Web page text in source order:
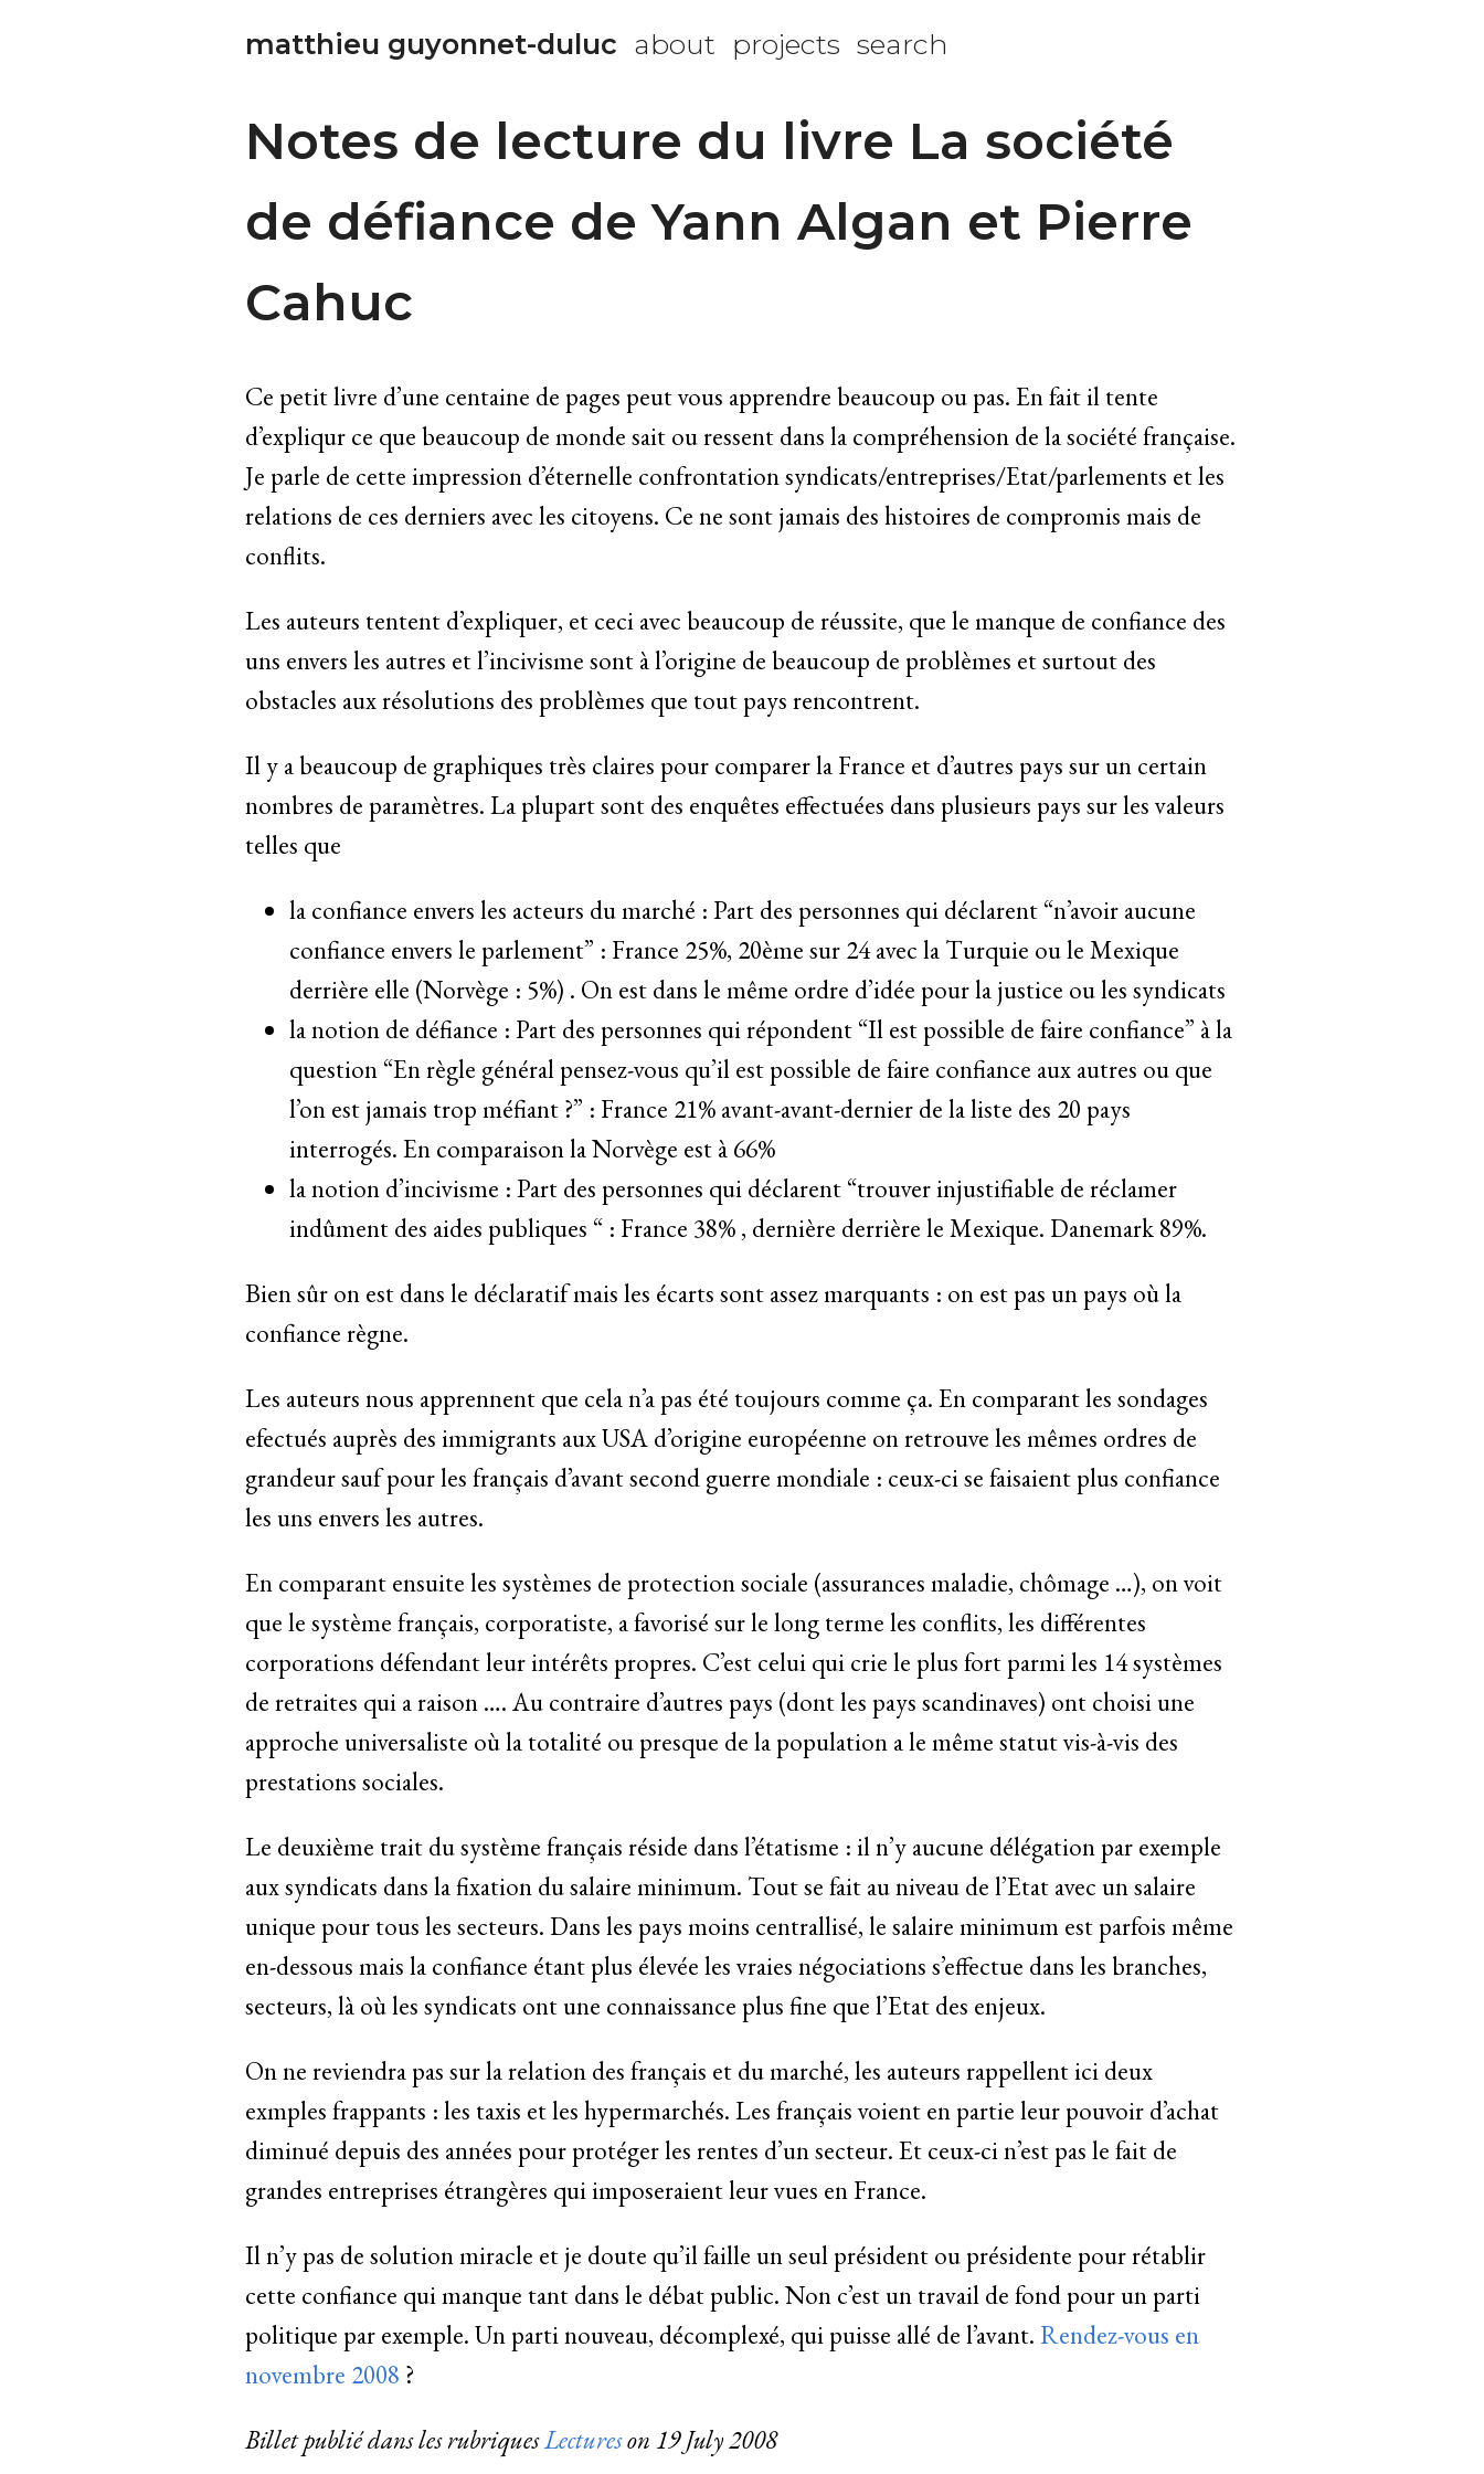
matthieu guyonnet-duluc about projects search
Notes de lecture du livre La société
de défiance de Yann Algan et Pierre
Cahuc
Ce petit livre d’une centaine de pages peut vous apprendre beaucoup ou pas. En fait il tente
d’expliqur ce que beaucoup de monde sait ou ressent dans la compréhension de la société française.
Je parle de cette impression d’éternelle confrontation syndicats/entreprises/Etat/parlements et les
relations de ces derniers avec les citoyens. Ce ne sont jamais des histoires de compromis mais de
conflits.
Les auteurs tentent d’expliquer, et ceci avec beaucoup de réussite, que le manque de confiance des
uns envers les autres et l’incivisme sont à l’origine de beaucoup de problèmes et surtout des
obstacles aux résolutions des problèmes que tout pays rencontrent.
Il y a beaucoup de graphiques très claires pour comparer la France et d’autres pays sur un certain
nombres de paramètres. La plupart sont des enquêtes effectuées dans plusieurs pays sur les valeurs
telles que
la confiance envers les acteurs du marché : Part des personnes qui déclarent “n’avoir aucune
confiance envers le parlement” : France 25%, 20ème sur 24 avec la Turquie ou le Mexique
derrière elle (Norvège : 5%) . On est dans le même ordre d’idée pour la justice ou les syndicats
la notion de défiance : Part des personnes qui répondent “Il est possible de faire confiance” à la
question “En règle général pensez-vous qu’il est possible de faire confiance aux autres ou que
l’on est jamais trop méfiant ?” : France 21% avant-avant-dernier de la liste des 20 pays
interrogés. En comparaison la Norvège est à 66%
la notion d’incivisme : Part des personnes qui déclarent “trouver injustifiable de réclamer
indûment des aides publiques “ : France 38% , dernière derrière le Mexique. Danemark 89%.
Bien sûr on est dans le déclaratif mais les écarts sont assez marquants : on est pas un pays où la
confiance règne.
Les auteurs nous apprennent que cela n’a pas été toujours comme ça. En comparant les sondages
efectués auprès des immigrants aux USA d’origine européenne on retrouve les mêmes ordres de
grandeur sauf pour les français d’avant second guerre mondiale : ceux-ci se faisaient plus confiance
les uns envers les autres.
En comparant ensuite les systèmes de protection sociale (assurances maladie, chômage …), on voit
que le système français, corporatiste, a favorisé sur le long terme les conflits, les différentes
corporations défendant leur intérêts propres. C’est celui qui crie le plus fort parmi les 14 systèmes
de retraites qui a raison …. Au contraire d’autres pays (dont les pays scandinaves) ont choisi une
approche universaliste où la totalité ou presque de la population a le même statut vis-à-vis des
prestations sociales.
Le deuxième trait du système français réside dans l’étatisme : il n’y aucune délégation par exemple
aux syndicats dans la fixation du salaire minimum. Tout se fait au niveau de l’Etat avec un salaire
unique pour tous les secteurs. Dans les pays moins centrallisé, le salaire minimum est parfois même
en-dessous mais la confiance étant plus élevée les vraies négociations s’effectue dans les branches,
secteurs, là où les syndicats ont une connaissance plus fine que l’Etat des enjeux.
On ne reviendra pas sur la relation des français et du marché, les auteurs rappellent ici deux
exmples frappants : les taxis et les hypermarchés. Les français voient en partie leur pouvoir d’achat
diminué depuis des années pour protéger les rentes d’un secteur. Et ceux-ci n’est pas le fait de
grandes entreprises étrangères qui imposeraient leur vues en France.
Il n’y pas de solution miracle et je doute qu’il faille un seul président ou présidente pour rétablir
cette confiance qui manque tant dans le débat public. Non c’est un travail de fond pour un parti
politique par exemple. Un parti nouveau, décomplexé, qui puisse allé de l’avant. Rendez-vous en
novembre 2008 ?
Billet publié dans les rubriquesLectureson 19 July 2008